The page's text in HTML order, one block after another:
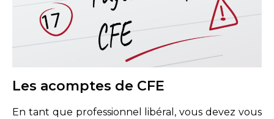
Les acomptes de CFE
En tant que professionnel libéral, vous devez vous